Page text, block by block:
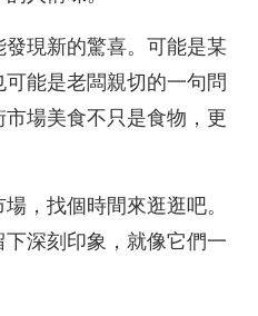
現新的驚喜。可能是某
能是老闆親切的一句問
場美食不只是食物，更
，找個時間來逛逛吧。
深刻印象，就像它們一